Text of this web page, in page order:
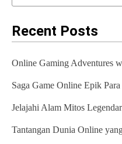
v
Recent Posts
Online Gaming Adventures
Saga Game Online Epik
Jelajahi Alam Mitos
Tantangan Dunia Online